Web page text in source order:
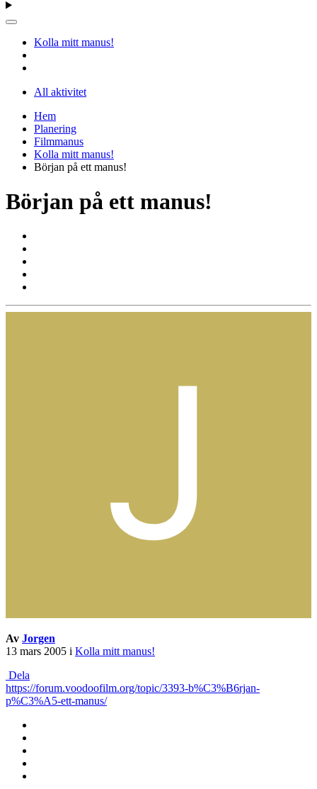
Kolla mitt manus!
All aktivitet
Hem
Planering
Filmmanus
Kolla mitt manus!
Början på ett manus!
Början på ett manus!
Av Jorgen
13 mars 2005 i Kolla mitt manus!
Dela
https://forum.voodoofilm.org/topic/3393-b%C3%B6rjan-
p%C3%A5-ett-manus/